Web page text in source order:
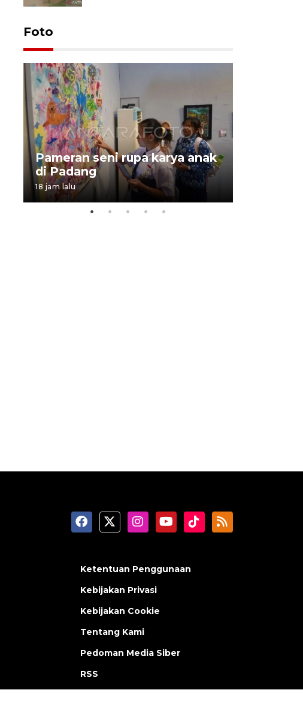
Foto
Pameran seni rupa karya anak
di Padang
18 jam lalu
Ketentuan Penggunaan
Kebijakan Privasi
Kebijakan Cookie
Tentang Kami
Pedoman Media Siber
RSS